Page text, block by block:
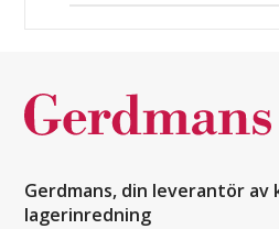
Gerdmans, din leverantör
lagerinredning